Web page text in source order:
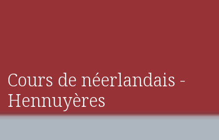
Cours de néerlandais -
Hennuyères